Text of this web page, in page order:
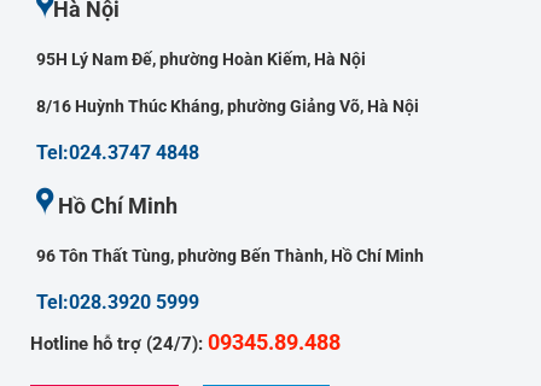
Hà Nội
95H Lý Nam Đế, phường Hoàn Kiếm, Hà Nội
8/16 Huỳnh Thúc Kháng, phường Giảng Võ, Hà Nội
Tel:024.3747 4848
Hồ Chí Minh
96 Tôn Thất Tùng, phường Bến Thành, Hồ Chí Minh
Tel:028.3920 5999
Hotline hỗ trợ (24/7): 09345.89.488